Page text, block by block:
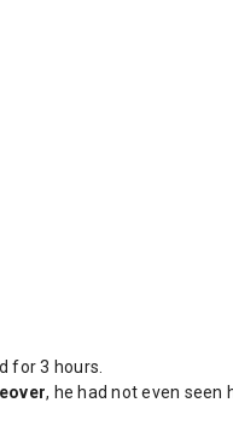
for 3 hours.
, he had not even seen